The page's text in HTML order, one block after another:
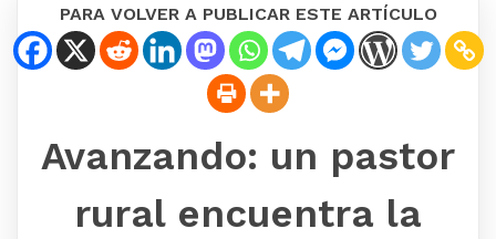
PARA VOLVER A PUBLICAR ESTE ARTÍCULO
Avanzando: un pastor
rural encuentra la